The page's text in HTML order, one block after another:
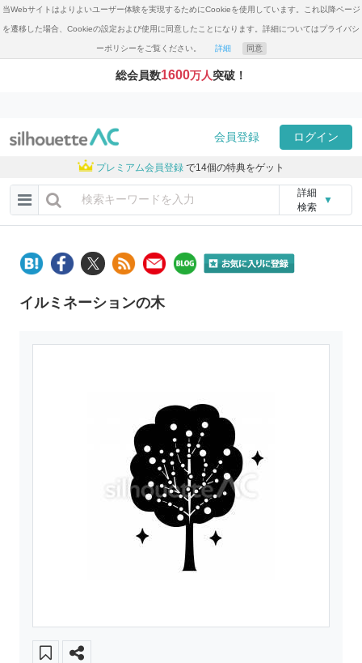
当Webサイトはよりよいユーザー体験を実現するためにCookieを使用しています。これ以降ページ
を遷移した場合、Cookieの設定および使用に同意したことになります。詳細についてはプライバシ
ーポリシーをご覧ください。 詳細 同意
総会員数1600万人突破！
会員登録 ログイン
プレミアム会員登録 で14個の特典をゲット
詳細
検索
▼
イルミネーションの木